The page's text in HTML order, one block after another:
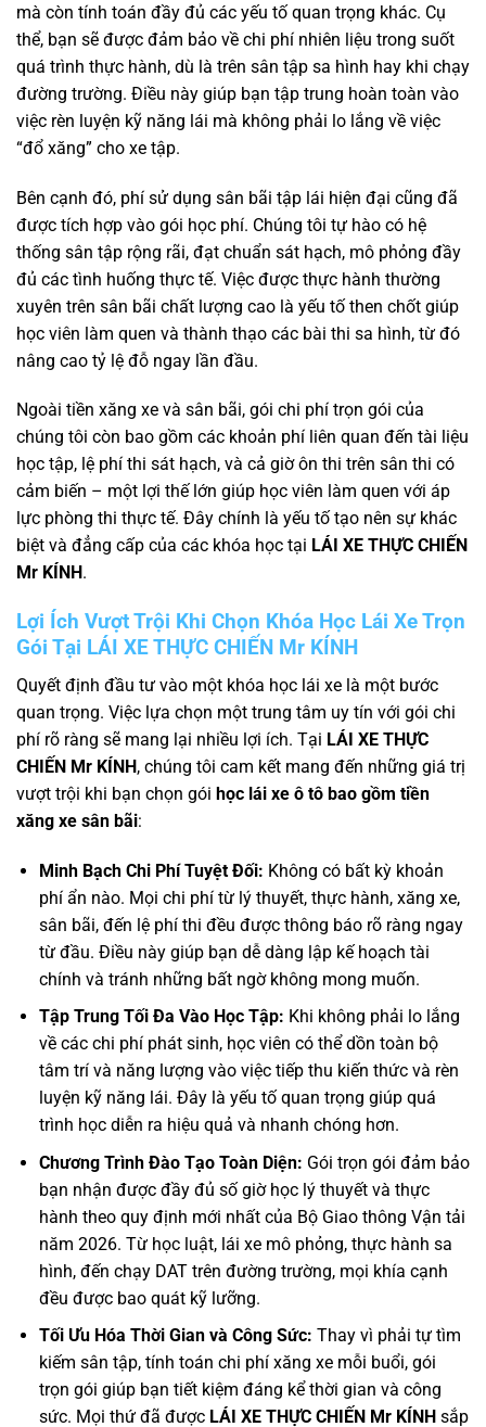
mà còn tính toán đầy đủ các yếu tố quan trọng khác. Cụ
thể, bạn sẽ được đảm bảo về chi phí nhiên liệu trong suốt
quá trình thực hành, dù là trên sân tập sa hình hay khi chạy
đường trường. Điều này giúp bạn tập trung hoàn toàn vào
việc rèn luyện kỹ năng lái mà không phải lo lắng về việc
“đổ xăng” cho xe tập.
Bên cạnh đó, phí sử dụng sân bãi tập lái hiện đại cũng đã
được tích hợp vào gói học phí. Chúng tôi tự hào có hệ
thống sân tập rộng rãi, đạt chuẩn sát hạch, mô phỏng đầy
đủ các tình huống thực tế. Việc được thực hành thường
xuyên trên sân bãi chất lượng cao là yếu tố then chốt giúp
học viên làm quen và thành thạo các bài thi sa hình, từ đó
nâng cao tỷ lệ đỗ ngay lần đầu.
Ngoài tiền xăng xe và sân bãi, gói chi phí trọn gói của
chúng tôi còn bao gồm các khoản phí liên quan đến tài liệu
học tập, lệ phí thi sát hạch, và cả giờ ôn thi trên sân thi có
cảm biến – một lợi thế lớn giúp học viên làm quen với áp
lực phòng thi thực tế. Đây chính là yếu tố tạo nên sự khác
biệt và đẳng cấp của các khóa học tại LÁI XE THỰC CHIẾN
Mr KÍNH .
Lợi Ích Vượt Trội Khi Chọn Khóa Học Lái Xe Trọn
Gói Tại LÁI XE THỰC CHIẾN Mr KÍNH
Quyết định đầu tư vào một khóa học lái xe là một bước
quan trọng. Việc lựa chọn một trung tâm uy tín với gói chi
phí rõ ràng sẽ mang lại nhiều lợi ích. Tại LÁI XE THỰC
CHIẾN Mr KÍNH, chúng tôi cam kết mang đến những giá trị
vượt trội khi bạn chọn gói học lái xe ô tô bao gồm tiền
xăng xe sân bãi:
Minh Bạch Chi Phí Tuyệt Đối: Không có bất kỳ khoản
phí ẩn nào. Mọi chi phí từ lý thuyết, thực hành, xăng xe,
sân bãi, đến lệ phí thi đều được thông báo rõ ràng ngay
từ đầu. Điều này giúp bạn dễ dàng lập kế hoạch tài
chính và tránh những bất ngờ không mong muốn.
Tập Trung Tối Đa Vào Học Tập: Khi không phải lo lắng
về các chi phí phát sinh, học viên có thể dồn toàn bộ
tâm trí và năng lượng vào việc tiếp thu kiến thức và rèn
luyện kỹ năng lái. Đây là yếu tố quan trọng giúp quá
trình học diễn ra hiệu quả và nhanh chóng hơn.
Chương Trình Đào Tạo Toàn Diện: Gói trọn gói đảm bảo
bạn nhận được đầy đủ số giờ học lý thuyết và thực
hành theo quy định mới nhất của Bộ Giao thông Vận tải
năm 2026. Từ học luật, lái xe mô phỏng, thực hành sa
hình, đến chạy DAT trên đường trường, mọi khía cạnh
đều được bao quát kỹ lưỡng.
Tối Ưu Hóa Thời Gian và Công Sức: Thay vì phải tự tìm
kiếm sân tập, tính toán chi phí xăng xe mỗi buổi, gói
trọn gói giúp bạn tiết kiệm đáng kể thời gian và công
sức. Mọi thứ đã được LÁI XE THỰC CHIẾN Mr KÍNH sắp